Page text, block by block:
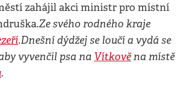
zahájil akci ministr pro místní
Ze svého rodného kraje
.Dnešní dýdžej se loučí a vydá se
vyvenčil psa na Vítkověna místě
.